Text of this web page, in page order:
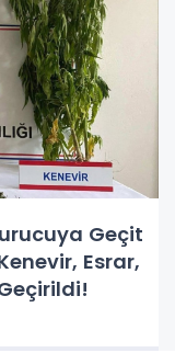
Geçit
Esrar,